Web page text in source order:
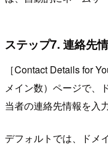
ステップ7. 連絡先
［Contact Details for
メイン数）ページで、
当者の連絡先情報を入
デフォルトでは、ドメ